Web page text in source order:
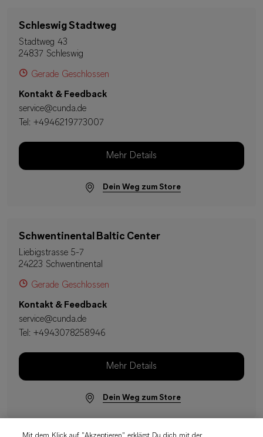
Schleswig Stadtweg
Stadtweg 43
24837 Schleswig
Gerade Geschlossen
Kontakt & Feedback
service@cunda.de
Tel: +4946219773007
Mehr Details
Dein Weg zum Store
Schwentinental Baltic Center
Liebigstrasse 5-7
24223 Schwentinental
Gerade Geschlossen
Kontakt & Feedback
service@cunda.de
Tel: +4943078258946
Mehr Details
Dein Weg zum Store